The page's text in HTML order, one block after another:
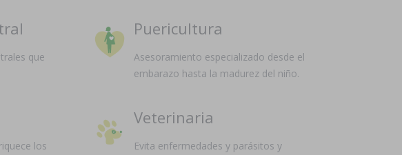
que
Puericultura
Asesoramiento especializado desde el
embarazo hasta la madurez del niño.
los
Veterinaria
Evita enfermedades y parásitos y